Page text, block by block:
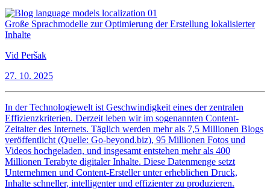
Große Sprachmodelle zur Optimierung der Erstellung lokalisierter
Inhalte
Vid Peršak
27. 10. 2025
In der Technologiewelt ist Geschwindigkeit eines der zentralen
Effizienzkriterien. Derzeit leben wir im sogenannten Content-
Zeitalter des Internets. Täglich werden mehr als 7,5 Millionen Blogs
veröffentlicht (Quelle: Go-beyond.biz), 95 Millionen Fotos und
Videos hochgeladen, und insgesamt entstehen mehr als 400
Millionen Terabyte digitaler Inhalte. Diese Datenmenge setzt
Unternehmen und Content-Ersteller unter erheblichen Druck,
Inhalte schneller, intelligenter und effizienter zu produzieren.